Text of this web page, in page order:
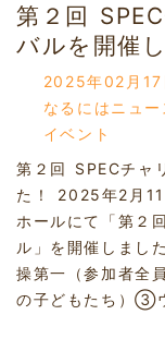
第２回
バルを開催
2025年02月17
なるにはニュー
イベント
第２回 SPECチャ
た！ 2025年2月11
ホールにて「第２
ル」を開催しまし
操第一（参加者全
の子どもたち）③